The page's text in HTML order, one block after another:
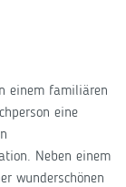
einem familiären
eine
Neben einem
wunderschönen